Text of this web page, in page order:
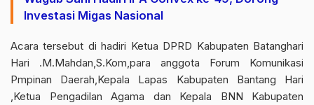
Investasi Migas Nasional
Acara tersebut di hadiri Ketua DPRD Kabupaten Batanghari
Hari .M.Mahdan,S.Kom,para anggota Forum Komunikasi
Pmpinan Daerah,Kepala Lapas Kabupaten Bantang Hari
,Ketua Pengadilan Agama dan Kepala BNN Kabupaten